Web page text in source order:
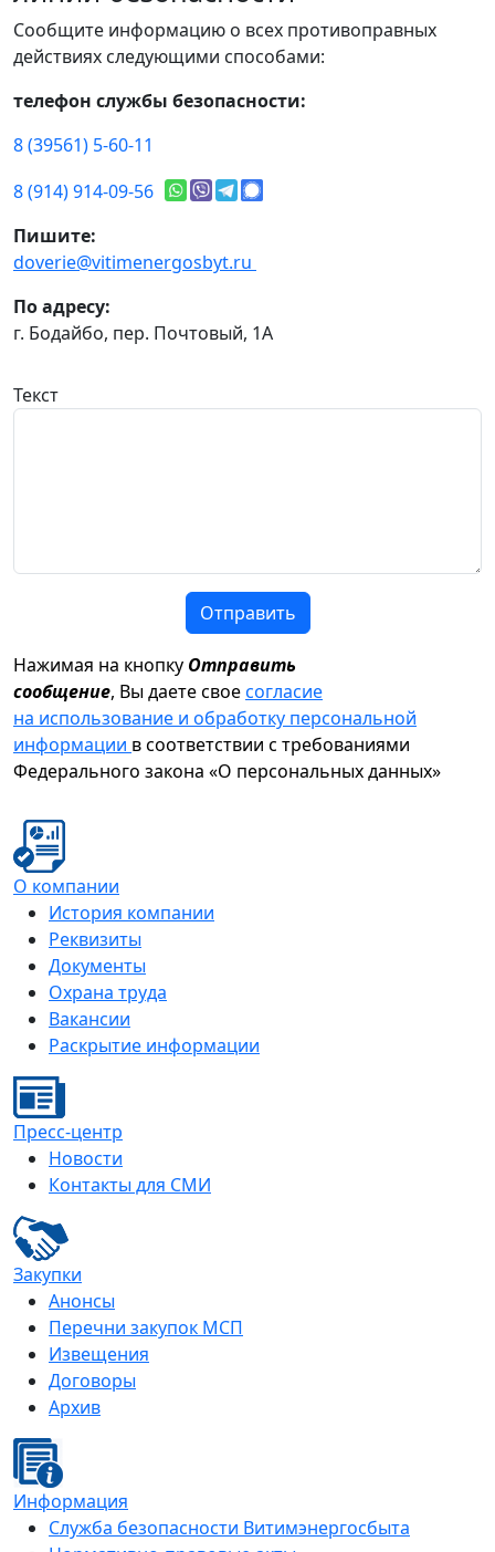
Сообщите информацию о всех противоправных
действиях следующими способами:
телефон службы безопасности:
8 (39561) 5-60-11
8 (914) 914-09-56
Пишите:
doverie@vitimenergosbyt.ru
По адресу:
г. Бодайбо, пер. Почтовый, 1А
Текст
Отправить
Нажимая на кнопку Отправить
сообщение, Вы даете своесогласие
на использование и обработку персональной
информации в соответствии с требованиями
Федерального закона «О персональных данных»
О компании
История компании
Реквизиты
Документы
Охрана труда
Вакансии
Раскрытие информации
Пресс-центр
Новости
Контакты для СМИ
Закупки
Анонсы
Перечни закупок МСП
Извещения
Договоры
Архив
Информация
Служба безопасности Витимэнергосбыта